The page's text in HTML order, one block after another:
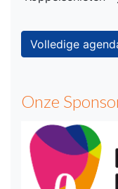
Volledige
Onze